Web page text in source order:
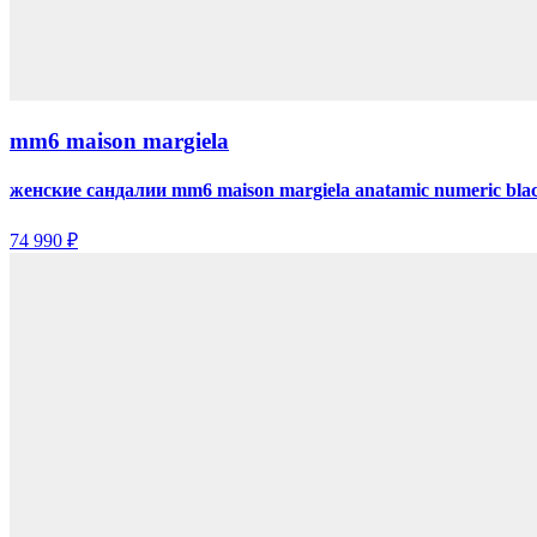
mm6 maison margiela
женские сандалии mm6 maison margiela anatamic numeric
74 990 ₽